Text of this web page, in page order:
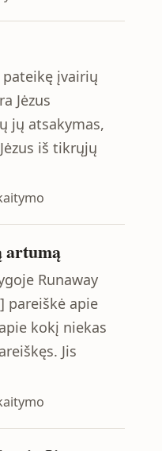
įvairių
Jėzus
jų atsakymas,
iš tikrųjų
artumą
Runaway
pareiškė apie
kokį niekas
Jis